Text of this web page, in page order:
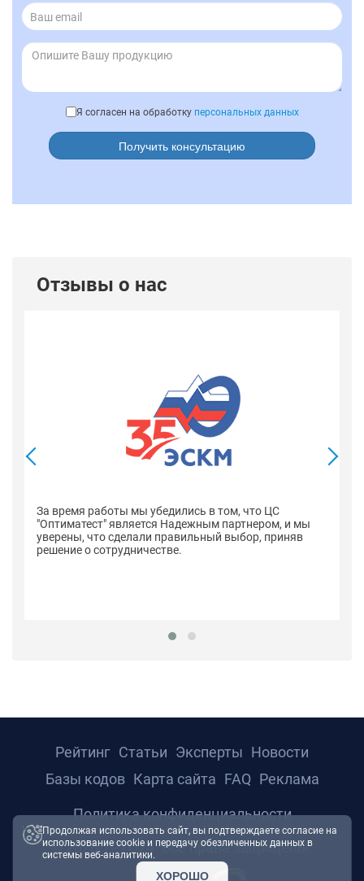
Я согласен на обработку персональных данных
Получить консультацию
Отзывы о нас
За время работы мы убедились в том, что ЦС
"Оптиматест" является Надежным партнером, и мы
уверены, что сделали правильный выбор, приняв
решение о сотрудничестве.
© 2026 ТРТС24. Все права защищены.
Рейтинг Статьи Эксперты Новости
Базы кодов Карта сайта FAQ Реклама
Политика конфиденциальности
Продолжая использовать сайт, вы подтверждаете согласие на
использование cookie и передачу обезличенных данных в
системы веб-аналитики.
ХОРОШО